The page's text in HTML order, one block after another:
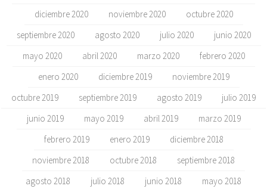
diciembre 2020
noviembre 2020
octubre 2020
septiembre 2020
agosto 2020 julio 2020
junio 2020
mayo 2020
abril 2020 marzo 2020
febrero 2020
enero 2020
diciembre 2019
noviembre 2019
octubre 2019
septiembre 2019 agosto 2019
julio 2019
junio 2019
mayo 2019 abril 2019
marzo 2019
febrero 2019
enero 2019
diciembre 2018
noviembre 2018
octubre 2018
septiembre 2018
agosto 2018
julio 2018 junio 2018
mayo 2018